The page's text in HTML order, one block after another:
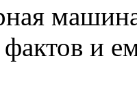
фактов и